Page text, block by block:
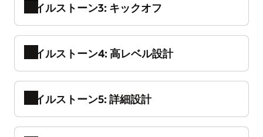
契約とは、お客様とオラクルの双方が正式な
コミットメントを交わす時点を指します。
主要アーキテクチャ、部品構成表、および全
体的なスコープについて合意する必要があり
お客様は、スコープを決定しロードマップを
作成する際に、導入が統合、データ、ビジネ
マイルストーン3: キックオフ
プログラムのキックオフ・ミーティングは、
動員フェーズを完了するために開催されま
す。
この単一のミーティングには、プログラムに
関係するあらゆる利害関係者が参加し、デリ
マイルストーン4: 高レベル設計
このマイルストーンでは、主な設計上の意思
決定に向けた全体的な設計と戦略が確立され
ていることを確認します。高レベルのグロー
マイルストーン5: 詳細設計